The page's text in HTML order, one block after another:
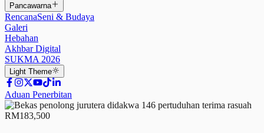
Pancawarna
RencanaSeni & Budaya
Galeri
Hebahan
Akhbar Digital
SUKMA 2026
Light Theme
Aduan Penerbitan